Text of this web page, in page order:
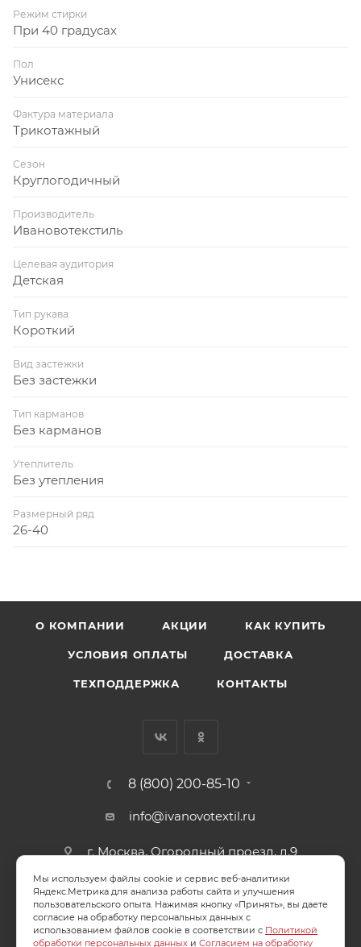
Режим стирки
При 40 градусах
Пол
Унисекс
Фактура материала
Трикотажный
Сезон
Круглогодичный
Производитель
Ивановотекстиль
Целевая аудитория
Детская
Тип рукава
Короткий
Вид застежки
Без застежки
Тип карманов
Без карманов
Утеплитель
Без утепления
Размерный ряд
26-40
О КОМПАНИИ АКЦИИ КАК КУПИТЬ
УСЛОВИЯ ОПЛАТЫ ДОСТАВКА
ТЕХПОДДЕРЖКА КОНТАКТЫ
8 (800) 200-85-10
info@ivanovotextil.ru
г. Москва, Огородный проезд, д.9
СОГЛАСИЕ НА ОБРАБОТКУ ПЕРСОНАЛЬНЫХ ДАННЫХ
ПОЛИТИКА ОБРАБОТКИ ПЕРСОНАЛЬНЫХ ДАННЫХ
Мы используем файлы cookie и сервис веб-аналитики
Яндекс.Метрика для анализа работы сайта и улучшения
пользовательского опыта. Нажимая кнопку «Принять», вы даете
согласие на обработку персональных данных с
использованием файлов cookie в соответствии с Политикой
обработки персональных данных и Согласием на обработку